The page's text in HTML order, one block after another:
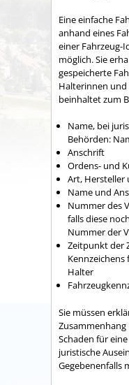
Eine einfache
anhand eines
einer Fahrzeug-
möglich. Sie
gespeicherte
Halterinnen
beinhaltet zum
Name, bei
Behörden:
Anschrift
Ordens- und
Art, Hersteller
Name und
Nummer des
falls diese
Nummer der
Zeitpunkt der
Halter
Sie müssen
Schaden für
juristische
Gegebenenfalls